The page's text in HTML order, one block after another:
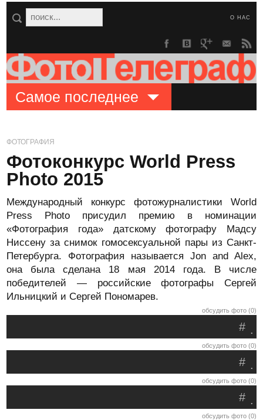
О НАС
Самое последнее
ФОТОГРАФИЯ
Фотоконкурс World Press
Photo 2015
Международный конкурс фотожурналистики World
Press Photo присудил премию в номинации
«Фотография года» датскому фотографу Мадсу
Ниссену за снимок гомосексуальной пары из Санкт-
Петербурга. Фотография называется Jon and Alex,
она была сделана 18 мая 2014 года. В числе
победителей — российские фотографы Сергей
Ильницкий и Сергей Пономарев.
обсудить фото (0)
.
#
обсудить фото (0)
.
#
обсудить фото (0)
.
#
обсудить фото (0)